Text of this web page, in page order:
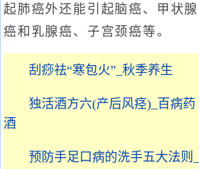
起肺癌外还能引起脑癌、甲状腺
癌和乳腺癌、子宫颈癌等。
刮痧祛“寒包火”_秋季养生
独活酒方六(产后风痉)_百病药
酒
预防手足口病的洗手五大法则_